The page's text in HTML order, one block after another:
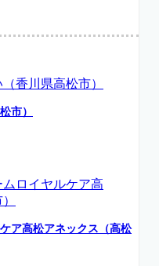
市）
ア高松アネックス（高松